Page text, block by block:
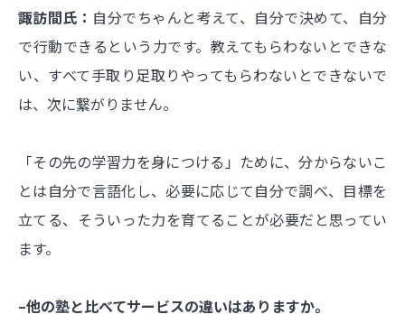
諏訪間氏： 自分でちゃんと考えて、自分で決めて、自分
で行動できるという力です。教えてもらわないとできな
い、すべて手取り足取りやってもらわないとできないで
は、次に繋がりません。
「その先の学習力を身につける」ために、分からないこ
とは自分で言語化し、必要に応じて自分で調べ、目標を
立てる、そういった力を育てることが必要だと思ってい
ます。
–他の塾と比べてサービスの違いはありますか。